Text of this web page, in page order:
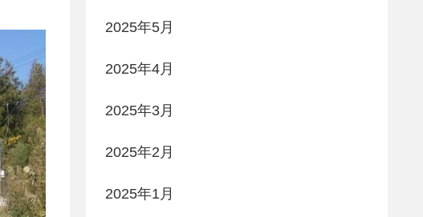
2025年5月
2025年4月
2025年3月
2025年2月
2025年1月